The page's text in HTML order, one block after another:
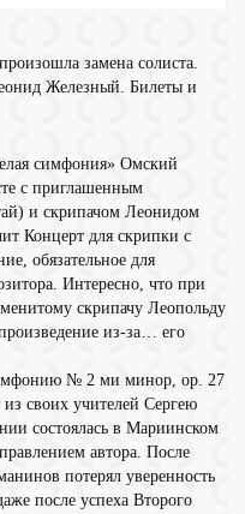
замена солиста.
Железный. Билеты и
симфония» Омский
с приглашенным
и скрипачом Леонидом
Концерт для скрипки с
обязательное для
Интересно, что при
скрипачу Леопольду
из-за… его
№ 2 ми минор, op. 27
своих учителей Сергею
состоялась в Мариинском
автора. После
потерял уверенность
после успеха Второго